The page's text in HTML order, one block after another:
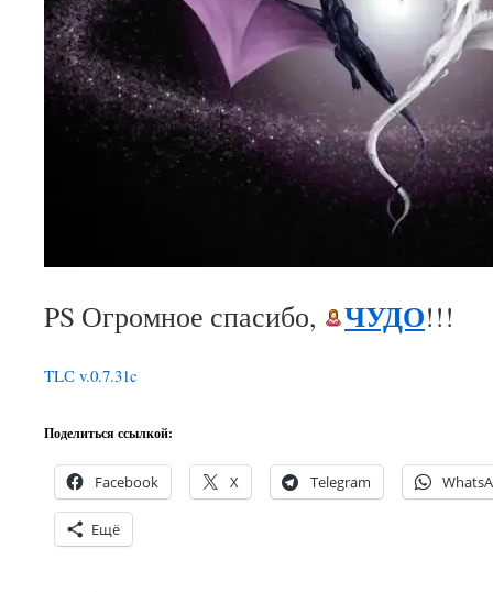
PS Огромное спасибо, ЧУДО!!!
TLС v.0.7.31c
Поделиться ссылкой:
Facebook X Telegram
Ещё